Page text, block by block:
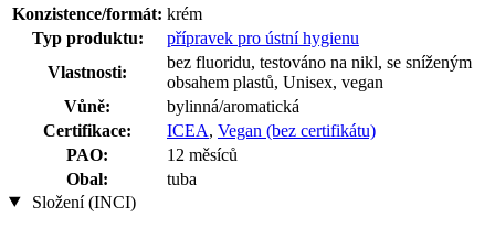
Konzistence/formát: krém
Typ produktu:
přípravek pro ústní hygienu
Vlastnosti:
bez fluoridu, testováno na nikl, se sníženým
obsahem plastů, Unisex, vegan
Vůně:
bylinná/aromatická
Certifikace:
ICEA, Vegan (bez certifikátu)
PAO:
12 měsíců
Obal:
tuba
Složení (INCI)